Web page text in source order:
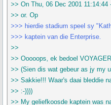
>> On Thu, 06 Dec 2001
>> or. Op
>>> hierdie stadium speel sy
>>> kaptein van die Enterprise.
>>
>> Ooooops, ek bedoel
>> (Sien dis wat gebeur as jy my
>> Sakkie!!! Waar's daai bleddie
>> :-))))
>> My geliefkoosde kaptein was